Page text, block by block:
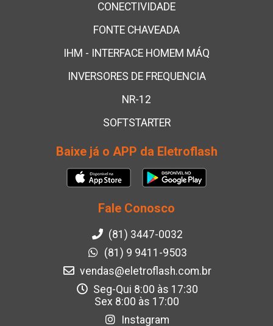
CONECTIVIDADE
FONTE CHAVEADA
IHM - INTERFACE HOMEM MÁQ
INVERSORES DE FREQUENCIA
NR-12
SOFTSTARTER
Baixe já o APP da Eletroflash
Fale Conosco
(81) 3447-0032
(81) 9 9411-9503
vendas@eletroflash.com.br
Seg-Qui 8:00 às 17:30
Sex 8:00 às 17:00
Instagram